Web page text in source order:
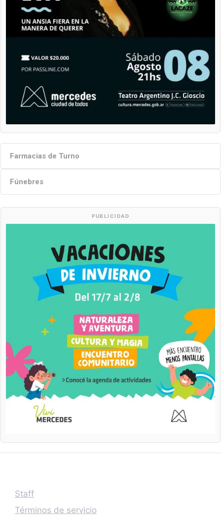
Farmacias de Turno
Fúnebres
PUBLICIDAD
Staff
Términos de servicio